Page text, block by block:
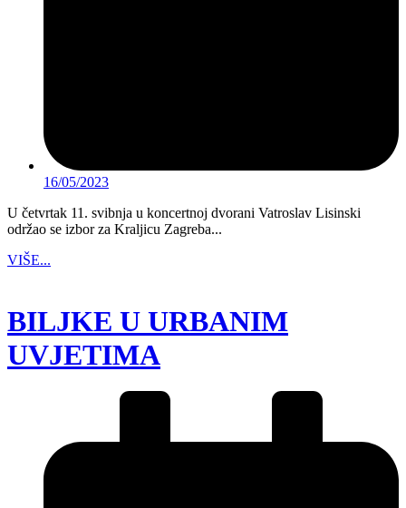
16/05/2023
U četvrtak 11. svibnja u koncertnoj dvorani Vatroslav Lisinski
održao se izbor za Kraljicu Zagreba...
VIŠE...
BILJKE U URBANIM
UVJETIMA